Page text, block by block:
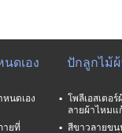
ดเอง
หนดเอง
ายที่
ปักลูกไม้ผ้
โพลีเอสเตอ
ลายผ้าไหมแ
สีขาวลายขน